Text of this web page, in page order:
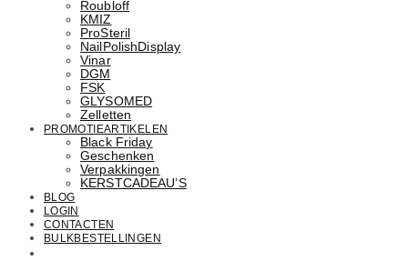
Roubloff
KMIZ
ProSteril
NailPolishDisplay
Vinar
DGM
FSK
GLYSOMED
Zelletten
PROMOTIEARTIKELEN
Black Friday
Geschenken
Verpakkingen
KERSTCADEAU’S
BLOG
LOGIN
CONTACTEN
BULKBESTELLINGEN